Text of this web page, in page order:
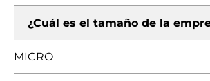
¿Cuál es el tamaño de la
MICRO